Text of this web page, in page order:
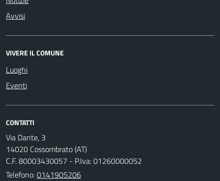
Avvisi
VIVERE IL COMUNE
Luoghi
Eventi
CONTATTI
Via Dante, 3
14020 Cossombrato (AT)
C.F. 80003430057 - P.Iva: 01260000052
Telefono:0141905206